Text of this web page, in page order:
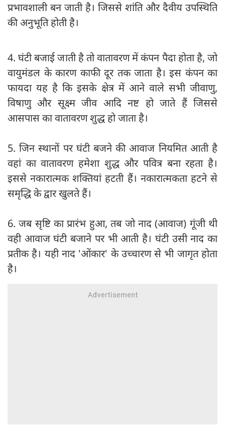
प्रभावशाली बन जाती है। जिससे शांति और दैवीय उपस्थिति
की अनुभूति होती है।
4. घंटी बजाई जाती है तो वातावरण में कंपन पैदा होता है, जो
वायुमंडल के कारण काफी दूर तक जाता है। इस कंपन का
फायदा यह है कि इसके क्षेत्र में आने वाले सभी जीवाणु,
विषाणु और सूक्ष्म जीव आदि नष्ट हो जाते हैं जिससे
आसपास का वातावरण शुद्ध हो जाता है।
5. जिन स्थानों पर घंटी बजने की आवाज नियमित आती है
वहां का वातावरण हमेशा शुद्ध और पवित्र बना रहता है।
इससे नकारात्मक शक्तियां हटती हैं। नकारात्मकता हटने से
समृद्धि के द्वार खुलते हैं।
6. जब सृष्टि का प्रारंभ हुआ, तब जो नाद (आवाज) गूंजी थी
वही आवाज घंटी बजाने पर भी आती है। घंटी उसी नाद का
प्रतीक है। यही नाद 'ओंकार' के उच्चारण से भी जागृत होता
है।